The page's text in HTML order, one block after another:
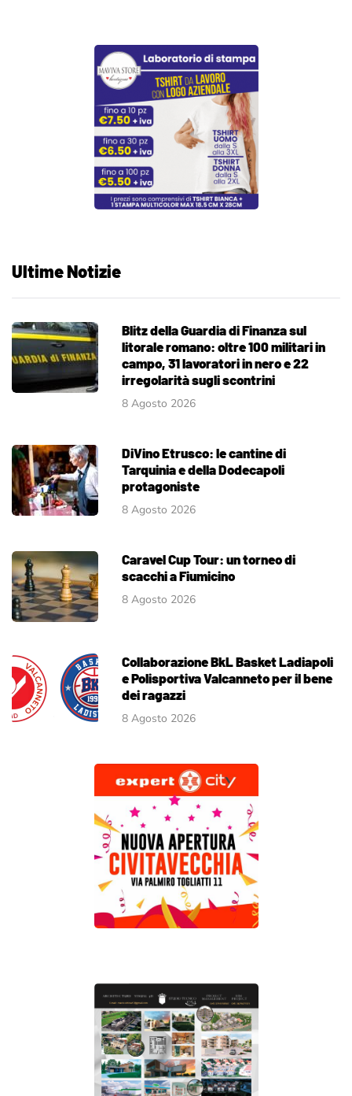
Ultime Notizie
Blitz della Guardia di Finanza sul
litorale romano: oltre 100 militari in
campo, 31 lavoratori in nero e 22
irregolarità sugli scontrini
8 Agosto 2026
DiVino Etrusco: le cantine di
Tarquinia e della Dodecapoli
protagoniste
8 Agosto 2026
Caravel Cup Tour: un torneo di
scacchi a Fiumicino
8 Agosto 2026
Collaborazione BkL Basket Ladiapoli
e Polisportiva Valcanneto per il bene
dei ragazzi
8 Agosto 2026